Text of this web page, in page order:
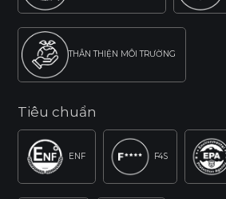
THÂN THIỆN MÔI TRƯỜNG
Tiêu chuẩn
ENF F4S